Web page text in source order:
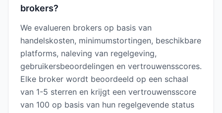
brokers?
We evalueren brokers op basis van
handelskosten, minimumstortingen, beschikbare
platforms, naleving van regelgeving,
gebruikersbeoordelingen en vertrouwensscores.
Elke broker wordt beoordeeld op een schaal
van 1-5 sterren en krijgt een vertrouwensscore
van 100 op basis van hun regelgevende status